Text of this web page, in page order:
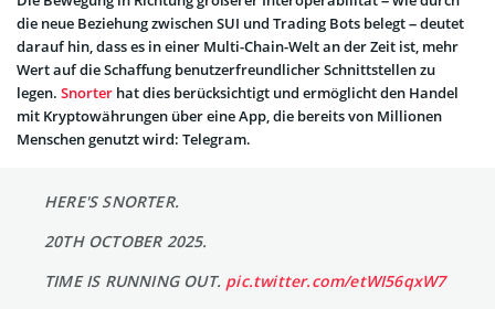
die neue Beziehung zwischen SUI und Trading Bots belegt – deutet
darauf hin, dass es in einer Multi-Chain-Welt an der Zeit ist, mehr
Wert auf die Schaffung benutzerfreundlicher Schnittstellen zu
legen. Snorter hat dies berücksichtigt und ermöglicht den Handel
mit Kryptowährungen über eine App, die bereits von Millionen
Menschen genutzt wird: Telegram.
HERE'S SNORTER.
20TH OCTOBER 2025.
TIME IS RUNNING OUT. pic.twitter.com/etWI56qxW7